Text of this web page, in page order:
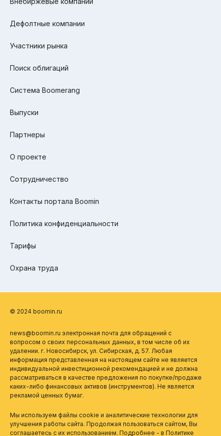
Дефолтные компании
Участники рынка
Поиск облигаций
Система Boomerang
Выпуски
Партнеры
О проекте
Сотрудничество
Контакты портала Boomin
Политика конфиденциальности
Тарифы
Охрана труда
© 2024 boomin.ru
news@boomin.ru электронная почта для обращений с
вопросом о своих персональных данных, в том числе об их
удалении. г. Новосибирск, ул. Сибирская, д. 57. Любая
информация представленная на настоящем сайте не является
индивидуальной инвестиционной рекомендацией и не должна
рассматриваться в качестве предложения по покупке/продаже
каких-либо финансовых активов (инструментов). Не является
рекламой ценных бумаг.
Мы используем файлы cookie и аналитические технологии для
улучшения работы сайта. Продолжая пользоваться сайтом, Вы
соглашаетесь с их использованием. Подробнее - в Политике